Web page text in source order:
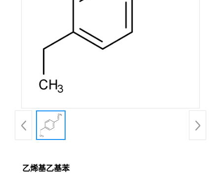
联
系
乙烯基乙基苯